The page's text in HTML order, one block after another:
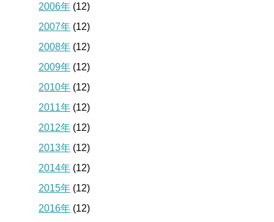
2006年 (12)
2007年 (12)
2008年 (12)
2009年 (12)
2010年 (12)
2011年 (12)
2012年 (12)
2013年 (12)
2014年 (12)
2015年 (12)
2016年 (12)